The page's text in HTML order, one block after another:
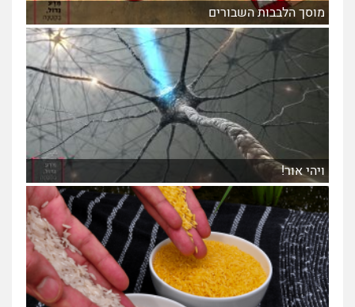
מוסך הלבבות השבורים
ויהי אור!